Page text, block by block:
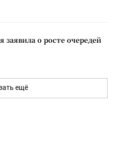
о росте очередей
ещё